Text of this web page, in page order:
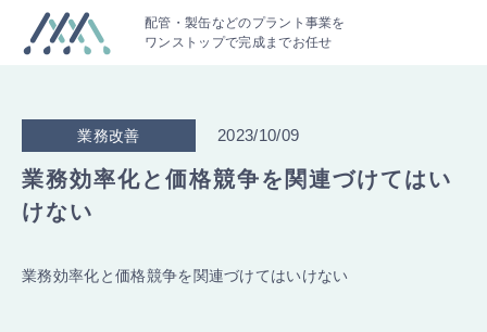
配管・製缶などのプラント事業を
ワンストップで完成までお任せ
業務改善 2023/10/09
業務効率化と価格競争を関連づけてはい
けない
業務効率化と価格競争を関連づけてはいけない